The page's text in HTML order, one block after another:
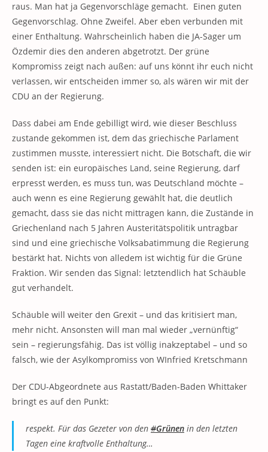
raus. Man hat ja Gegenvorschläge gemacht. Einen guten
Gegenvorschlag. Ohne Zweifel. Aber eben verbunden mit
einer Enthaltung. Wahrscheinlich haben die JA-Sager um
Özdemir dies den anderen abgetrotzt. Der grüne
Kompromiss zeigt nach außen: auf uns könnt ihr euch nicht
verlassen, wir entscheiden immer so, als wären wir mit der
CDU an der Regierung.
Dass dabei am Ende gebilligt wird, wie dieser Beschluss
zustande gekommen ist, dem das griechische Parlament
zustimmen musste, interessiert nicht. Die Botschaft, die wir
senden ist: ein europäisches Land, seine Regierung, darf
erpresst werden, es muss tun, was Deutschland möchte –
auch wenn es eine Regierung gewählt hat, die deutlich
gemacht, dass sie das nicht mittragen kann, die Zustände in
Griechenland nach 5 Jahren Austeritätspolitik untragbar
sind und eine griechische Volksabatimmung die Regierung
bestärkt hat. Nichts von alledem ist wichtig für die Grüne
Fraktion. Wir senden das Signal: letztendlich hat Schäuble
gut verhandelt.
Schäuble will weiter den Grexit – und das kritisiert man,
mehr nicht. Ansonsten will man mal wieder „vernünftig“
sein – regierungsfähig. Das ist völlig inakzeptabel – und so
falsch, wie der Asylkompromiss von WInfried Kretschmann
Der CDU-Abgeordnete aus Rastatt/Baden-Baden Whittaker
bringt es auf den Punkt:
respekt. Für das Gezeter von den #Grünen in den letzten
Tagen eine kraftvolle Enthaltung…